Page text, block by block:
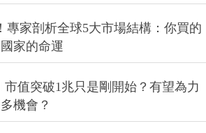
專家剖析全球5大市場結構：你買的
家的命運
市值突破1兆只是剛開始？有望為力
機會？